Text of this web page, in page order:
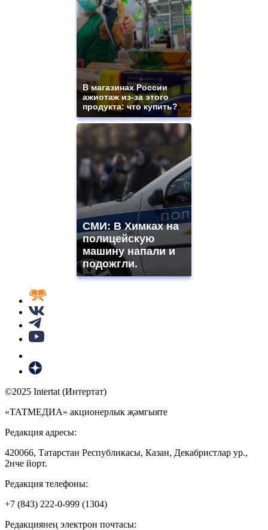
В магазинах России
ажиотаж из-за этого
продукта: что купить?
СМИ: В Химках на
полицейскую
машину напали и
подожгли.
©2025 Intertat (Интертат)
«ТАТМЕДИА» акционерлык җәмгыяте
Редакция адресы:
420066, Татарстан Республикасы, Казан, Декабристлар ур.,
2нче йорт.
Редакция телефоны:
+7 (843) 222-0-999 (1304)
Редакциянең электрон почтасы: